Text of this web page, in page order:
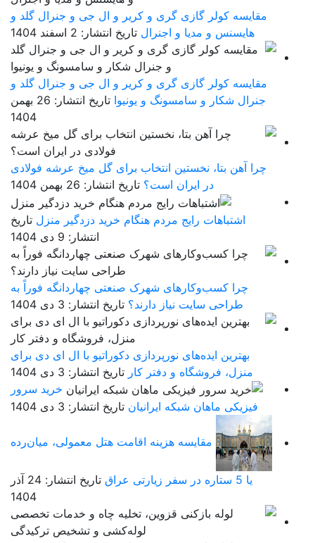
مقایسه کولر گازی گری و کریر و ال جی و جنرال گلد و
هایسنس و مدیا و اجنرال تاریخ انتشار: 2 اسفند 1404
مقایسه کولر گازی گری و کریر و ال جی و جنرال گلد و
جنرال شکار و سامسونگ و یونیوا
تاریخ انتشار: 26 بهمن
1404
چرا آهن بتا، نخستین انتخاب برای گل میخ عرشه فولادی
در ایران است؟ تاریخ انتشار: 26 بهمن 1404
اشتباهات رایج مردم هنگام خرید دزدگیر منزل تاریخ
انتشار: 9 دی 1404
چرا کسب‌وکارهای شهرک صنعتی چهاردانگه فوراً به
طراحی سایت نیاز دارند؟ تاریخ انتشار: 3 دی 1404
بهترین ایده‌های نورپردازی دکوراتیو با ال ای دی برای
منزل، فروشگاه و دفتر کار تاریخ انتشار: 3 دی 1404
خرید سرور
فیزیکی ماهان شبکه ایرانیان تاریخ انتشار: 3 دی 1404
مقایسه هزینه اقامت هتل معمولی، میان‌رده
تاریخ انتشار: 24 آذر
1404